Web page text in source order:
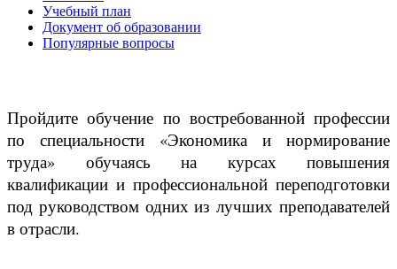
Учебный план
Документ об образовании
Популярные вопросы
Пройдите обучение по востребованной профессии
по специальности «Экономика и нормирование
труда» обучаясь на курсах повышения
квалификации и профессиональной переподготовки
под руководством одних из лучших преподавателей
в отрасли.